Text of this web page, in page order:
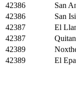
42386
San
42386
San
42387
El
42387
42389
42389
El